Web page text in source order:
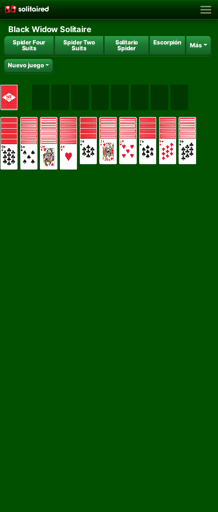
Black Widow Solitaire
Spider Four
Suits
Spider Two
Suits
Solitario
Spider
Escorpión Más
Nuevo juego